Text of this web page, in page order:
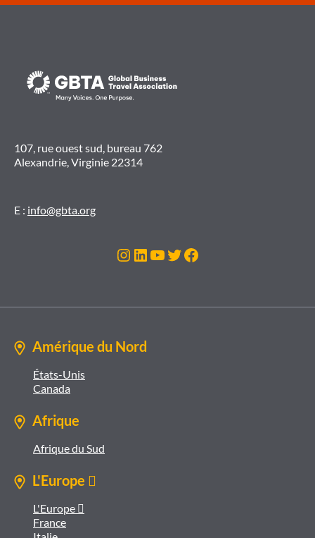
107, rue ouest sud, bureau 762
Alexandrie, Virginie 22314
E : info@gbta.org
Instagram
LinkedIn
YouTube
Twitter
Facebook
Amérique du Nord
États-Unis
Canada
Afrique
Afrique du Sud
L'Europe 
L'Europe 
France